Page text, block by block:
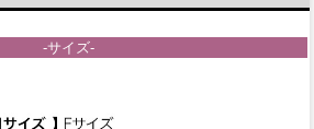
-サイズ-